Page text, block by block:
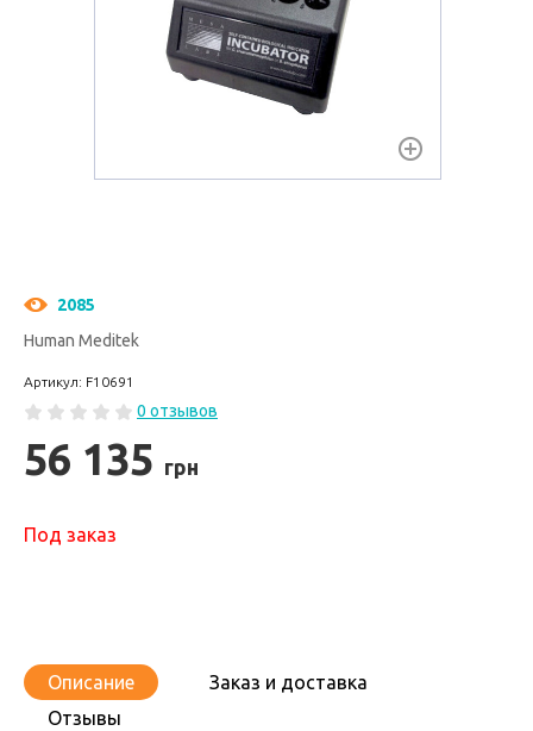
2085
Human Meditek
Артикул: F10691
0 отзывов
56 135 грн
Под заказ
Описание
Заказ и доставка
Отзывы